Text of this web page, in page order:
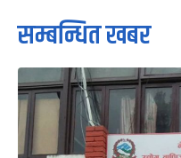
सम्बन्धित खबर